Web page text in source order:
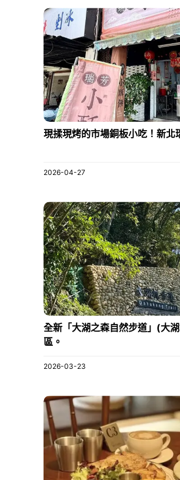
現揉現烤的市場銅板小吃！新北
2026-04-27
全新「大湖之森自然步道」(大
區。
2026-03-23